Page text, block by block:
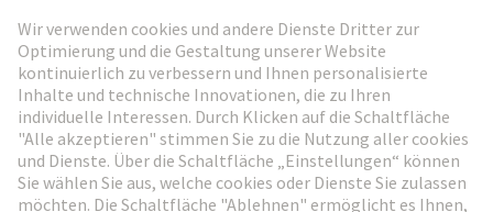
Weiter zur Anmeldung
Social Media